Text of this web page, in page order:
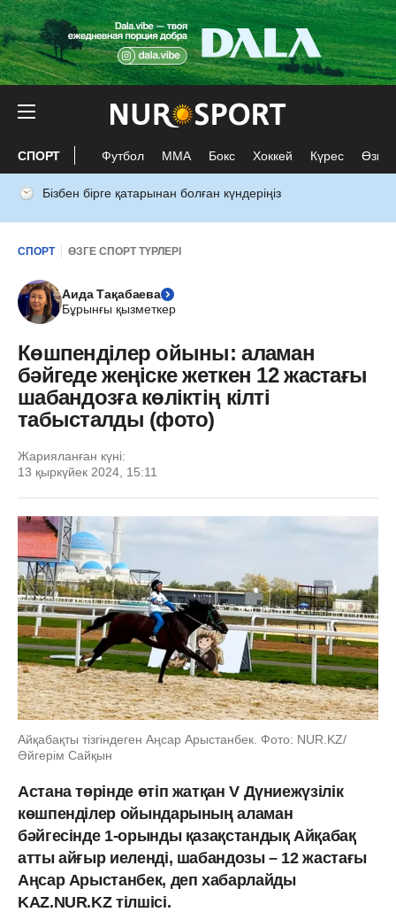
СПОРТ Футбол ММА Бокс Хоккей Күрес Өзге
Бізбен бірге қатарынан болған күндеріңіз
СПОРТ ӨЗГЕ СПОРТ ТҮРЛЕРІ
Аида Тақабаева
Бұрынғы қызметкер
Көшпенділер ойыны: аламан
бәйгеде жеңіске жеткен 12 жастағы
шабандозға көліктің кілті
табысталды (фото)
Жарияланған күні:
13 қыркүйек 2024, 15:11
Айқабақты тізгіндеген Аңсар Арыстанбек. Фото: NUR.KZ/
Әйгерім Сайқын
Астана төрінде өтіп жатқан V Дүниежүзілік
көшпенділер ойындарының аламан
бәйгесінде 1-орынды қазақстандық Айқабақ
атты айғыр иеленді, шабандозы – 12 жастағы
Аңсар Арыстанбек, деп хабарлайды
KAZ.NUR.KZ тілшісі.